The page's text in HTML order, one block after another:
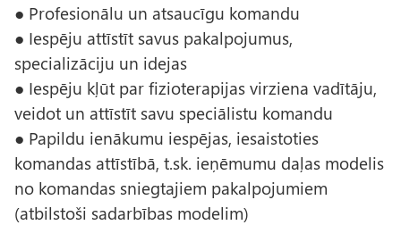
● Profesionālu un atsaucīgu komandu
● Iespēju attīstīt savus pakalpojumus,
specializāciju un idejas
● Iespēju kļūt par fizioterapijas virziena vadītāju,
veidot un attīstīt savu speciālistu komandu
● Papildu ienākumu iespējas, iesaistoties
komandas attīstībā, t.sk. ieņēmumu daļas modelis
no komandas sniegtajiem pakalpojumiem
(atbilstoši sadarbības modelim)